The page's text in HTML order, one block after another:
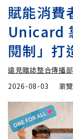
賦能消費
Unicard
閱制」打
遠見雜誌整合傳播
2026-08-03
瀏